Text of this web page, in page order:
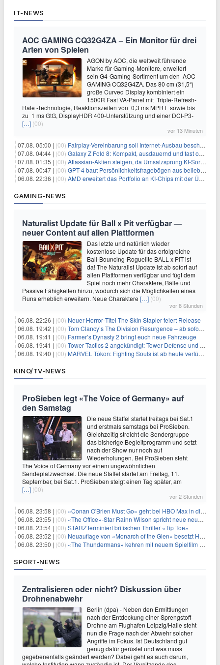
IT-NEWS
AOC GAMING CQ32G4ZA – Ein Monitor für drei
Arten von Spielen
AGON by AOC, die weltweit führende
Marke für Gaming-Monitore, erweitert
sein G4-Gaming-Sortiment um den AOC
GAMING CQ32G4ZA. Das 80 cm (31,5“)
große Curved Display kombiniert ein
1500R Fast VA-Panel mit Triple-Refresh-
Rate -Technologie, Reaktionszeiten von 0,3 ms MPRT sowie bis
zu 1 ms GtG, DisplayHDR 400-Unterstützung und einer DCI-P3-
[…] (00)
vor 13 Minuten
07.08. 05:00 | (00) Fairplay-Vereinbarung soll Internet-Ausbau beschleunigen
07.08. 04:44 | (00) Galaxy Z Fold 8: Kompakt, ausdauernd und fast ohne Falte
07.08. 01:35 | (00) Atlassian-Aktien steigen, da Umsatzsprung KI-Sorgen dämpft
07.08. 00:47 | (00) GPT-4 baut Persönlichkeitsfragebögen aus beliebigen Texten und sagt Antworten voraus
06.08. 22:36 | (00) AMD erweitert das Portfolio an KI-Chips mit der Übernahme von Taalas
GAMING-NEWS
Naturalist Update für Ball x Pit verfügbar —
neuer Content auf allen Plattformen
Das letzte und natürlich wieder
kostenlose Update für das erfolgreiche
Ball-Bouncing-Roguelite BALL x PIT ist
da! The Naturalist Update ist ab sofort auf
allen Plattformen verfügbar und fügt dem
Spiel noch mehr Charaktere, Bälle und
Passive Fähigkeiten hinzu, wodurch sich die Möglichkeiten eines
Runs erheblich erweitern. Neue Charaktere […] (00)
vor 8 Stunden
06.08. 22:26 | (00) Neuer Horror‑Titel The Skin Stapler feiert Release
06.08. 19:42 | (00) Tom Clancy’s The Division Resurgence – ab sofort für euch verfügbar
06.08. 19:41 | (00) Farmer’s Dynasty 2 bringt euch neue Fahrzeuge
06.08. 19:41 | (00) Tower Tactics 2 angekündigt: Tower Defense und Deckbuilding Kombo kehrt zurück
06.08. 19:40 | (00) MARVEL Tōkon: Fighting Souls ist ab heute verfügbar
KINO/TV-NEWS
ProSieben legt «The Voice of Germany» auf
den Samstag
Die neue Staffel startet freitags bei Sat.1
und erstmals samstags bei ProSieben.
Gleichzeitig streicht die Sendergruppe
das bisherige Begleitprogramm und setzt
nach der Show nur noch auf
Wiederholungen. Bei ProSieben steht
The Voice of Germany vor einem ungewöhnlichen
Sendeplatzwechsel. Die neue Staffel startet am Freitag, 11.
September, bei Sat.1. ProSieben steigt einen Tag später, am
[…] (00)
vor 2 Stunden
06.08. 23:58 | (00) «Conan O'Brien Must Go» geht bei HBO Max in die dritte Runde
06.08. 23:55 | (00) «The Office»-Star Rainn Wilson spricht neue neuseeländische Serie «Settling»
06.08. 23:54 | (00) STARZ terminiert britischen Thriller «Tip Toe»
06.08. 23:52 | (00) Neuauflage von «Monarch of the Glen» besetzt Hauptrollen
06.08. 23:50 | (00) «The Thundermans» kehren mit neuem Spielfilm zurück
SPORT-NEWS
Zentralisieren oder nicht? Diskussion über
Drohnenabwehr
Berlin (dpa) - Neben den Ermittlungen
nach der Entdeckung einer Sprengstoff-
Drohne am Flughafen Leipzig/Halle steht
nun die Frage nach der Abwehr solcher
Angriffe im Fokus. Ist Deutschland gut
genug dafür gerüstet und was muss
gegebenenfalls geändert werden? Dabei geht es auch darum,